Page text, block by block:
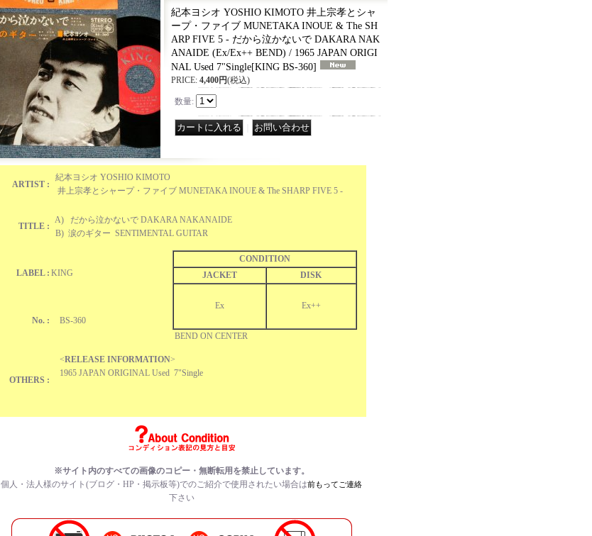
紀本ヨシオ YOSHIO KIMOTO 井上宗孝とシャ
ープ・ファイブ MUNETAKA INOUE & The SH
ARP FIVE 5 - だから泣かないで DAKARA NAK
ANAIDE (Ex/Ex++ BEND) / 1965 JAPAN ORIGI
NAL Used 7"Single[KING BS-360]
PRICE: 4,400円(税込)
数量:
ARTIST :
紀本ヨシオ YOSHIO KIMOTO
井上宗孝とシャープ・ファイブ MUNETAKA INOUE & The SHARP FIVE 5 -
TITLE :
A) だから泣かないで DAKARA NAKANAIDE
B) 涙のギター SENTIMENTAL GUITAR
LABEL : KING
CONDITION
JACKET
DISK
Ex Ex++
BEND ON CENTER
No. : BS-360
OTHERS :
<RELEASE INFORMATION>
1965 JAPAN ORIGINAL Used 7"Single
※サイト内のすべての画像のコピー・無断転用を禁止しています。
個人・法人様のサイト(ブログ・HP・掲示板等)でのご紹介で使用されたい場合は前もってご連絡
下さい